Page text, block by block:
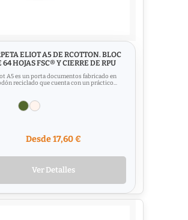
ELIOT A5 DE RCOTTON. BLOC
64 HOJAS FSC® Y CIERRE DE RPU
A5 es un porta documentos fabricado en
reciclado que cuenta con un práctico...
Desde 17,60 €
Ver Detalles